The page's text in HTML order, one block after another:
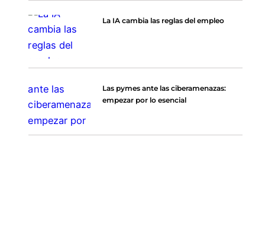
La IA cambia las reglas del empleo
Las pymes ante las ciberamenazas:
empezar por lo esencial